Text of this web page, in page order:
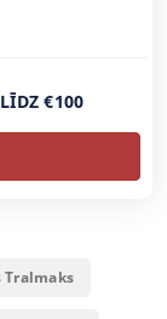
€100
Tralmaks